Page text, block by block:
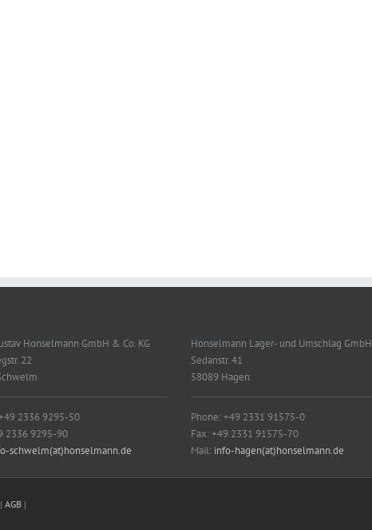
Honselmann GmbH & Co. KG
22
2336 9295-50
2336 9295-90
schwelm(at)honselmann.de
Honselmann Lager- und Umschlag GmbH
Sedanstr. 41
58089 Hagen
Phone: +49 2331 91575-0
Fax: +49 2331 91575-70
Mail: info-hagen(at)honselmann.de
| AGB |